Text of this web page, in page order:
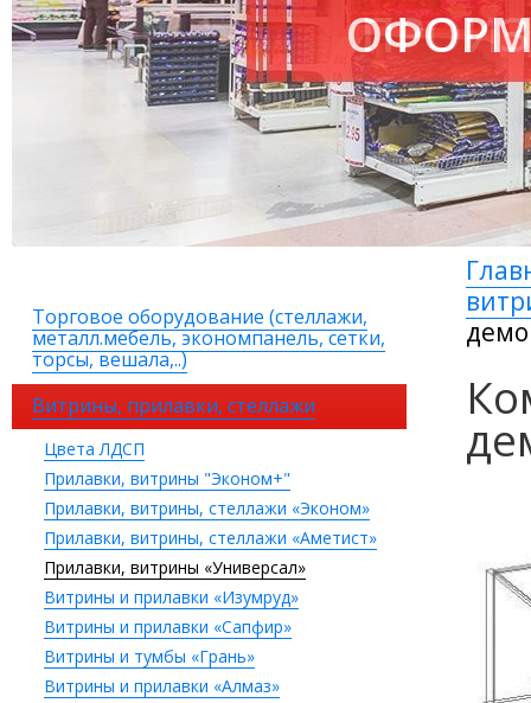
Торговое оборудование (стеллажи,
металл.мебель, экономпанель, сетки,
торсы, вешала,..)
Витрины, прилавки, стеллажи
Цвета ЛДСП
Прилавки, витрины "Эконом+"
Прилавки, витрины, стеллажи «Эконом»
Прилавки, витрины, стеллажи «Аметист»
Прилавки, витрины «Универсал»
Витрины и прилавки «Изумруд»
Витрины и прилавки «Сапфир»
Витрины и тумбы «Грань»
Витрины и прилавки «Алмаз»